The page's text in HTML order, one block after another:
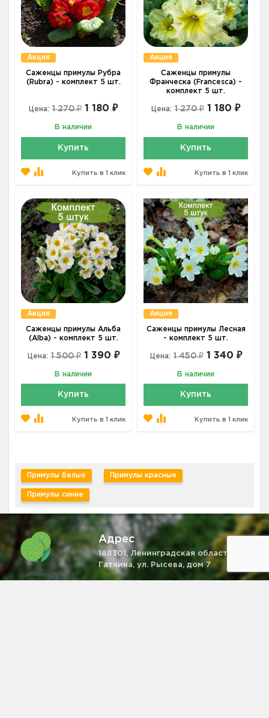
Акция
Саженцы примулы Рубра
(Rubra) - комплект 5 шт.
Цена: 1 270 ₽ 1 180 ₽
В наличии
Купить
Купить в 1 клик
Акция
Саженцы примулы
Франческа (Francesca) -
комплект 5 шт.
Цена: 1 270 ₽ 1 180 ₽
В наличии
Купить
Купить в 1 клик
Акция
Саженцы примулы Альба
(Alba) - комплект 5 шт.
Цена: 1 500 ₽ 1 390 ₽
В наличии
Купить
Купить в 1 клик
Акция
Саженцы примулы Лесная
- комплект 5 шт.
Цена: 1 450 ₽ 1 340 ₽
В наличии
Купить
Купить в 1 клик
Примулы белые Примулы красные
Примулы синие
Адрес
188301, Ленинградская область, г.
Гатчина, ул. Рысева, дом 7